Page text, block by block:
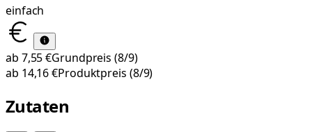
einfach
ab 7,55 €Grundpreis (8/9)
ab 14,16 €Produktpreis (8/9)
Zutaten